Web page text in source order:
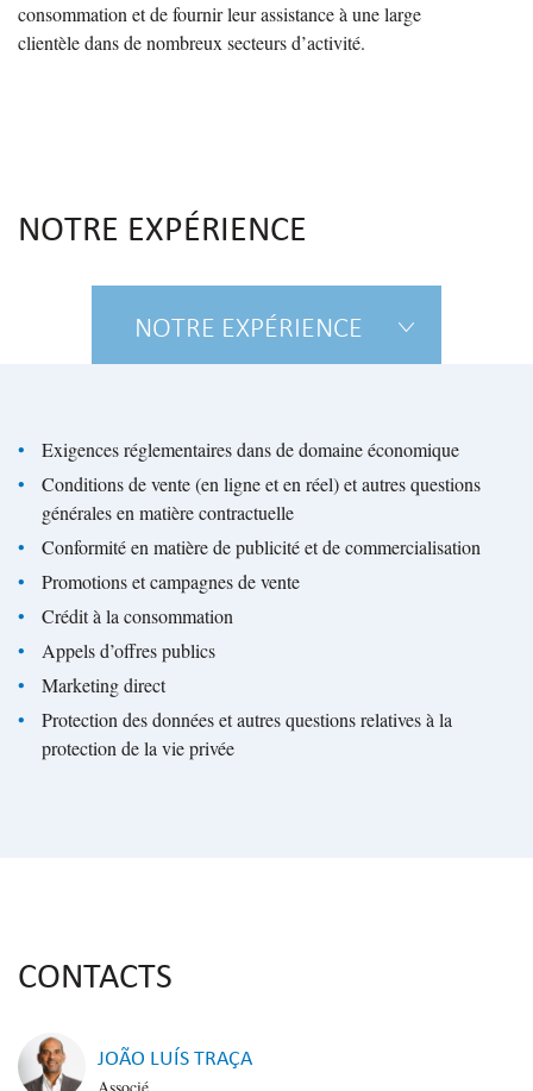
consommation et de fournir leur assistance à une large
clientèle dans de nombreux secteurs d’activité.
NOTRE EXPÉRIENCE
NOTRE EXPÉRIENCE
Exigences réglementaires dans de domaine économique
Conditions de vente (en ligne et en réel) et autres questions
générales en matière contractuelle
Conformité en matière de publicité et de commercialisation
Promotions et campagnes de vente
Crédit à la consommation
Appels d’offres publics
Marketing direct
Protection des données et autres questions relatives à la
protection de la vie privée
CONTACTS
JOÃO LUÍS TRAÇA